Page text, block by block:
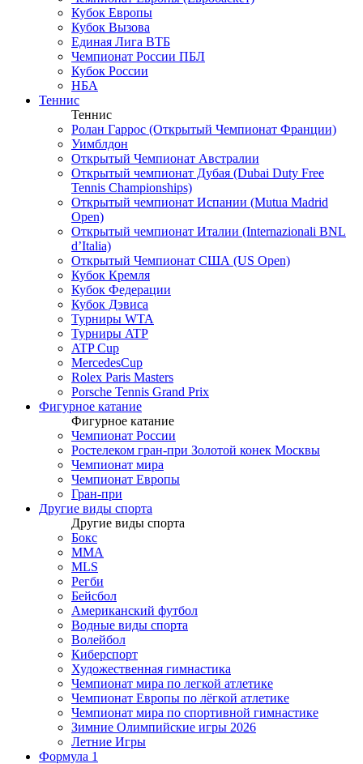
Кубок Европы
Кубок Вызова
Единая Лига ВТБ
Чемпионат России ПБЛ
Кубок России
НБА
Теннис
Теннис
Ролан Гаррос (Открытый Чемпионат Франции)
Уимблдон
Открытый Чемпионат Австралии
Открытый чемпионат Дубая (Dubai Duty Free
Tennis Championships)
Открытый чемпионат Испании (Mutua Madrid
Open)
Открытый чемпионат Италии (Internazionali BNL
d’Italia)
Открытый Чемпионат США (US Open)
Кубок Кремля
Кубок Федерации
Кубок Дэвиса
Турниры WTA
Турниры ATP
ATP Cup
MercedesCup
Rolex Paris Masters
Porsche Tennis Grand Prix
Фигурное катание
Фигурное катание
Чемпионат России
Ростелеком гран-при Золотой конек Москвы
Чемпионат мира
Чемпионат Европы
Гран-при
Другие виды спорта
Другие виды спорта
Бокс
MMA
MLS
Регби
Бейсбол
Американский футбол
Водные виды спорта
Волейбол
Киберспорт
Художественная гимнастика
Чемпионат мира по легкой атлетике
Чемпионат Европы по лёгкой атлетике
Чемпионат мира по спортивной гимнастике
Зимние Олимпийские игры 2026
Летние Игры
Формула 1